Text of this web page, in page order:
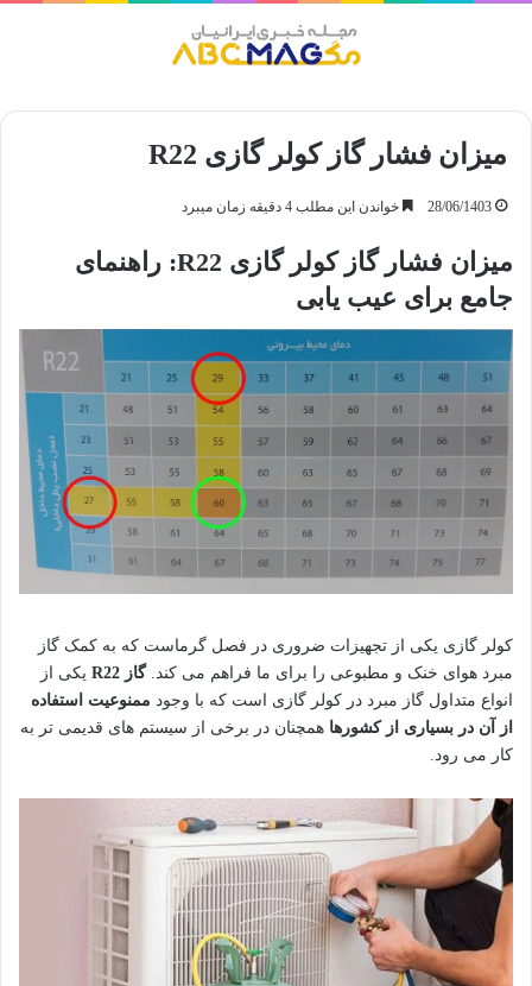
میزان فشار گاز کولر گازی R22
28/06/1403 خواندن این مطلب 4 دقیقه زمان میبرد
میزان فشار گاز کولر گازی R22: راهنمای
جامع برای عیب یابی
کولر گازی یکی از تجهیزات ضروری در فصل گرماست که به کمک گاز
مبرد هوای خنک و مطبوعی را برای ما فراهم می کند.گاز R22
یکی از
انواع متداول گاز مبرد در کولر گازی است که با وجود ممنوعیت استفاده
از آن در بسیاری از کشورها همچنان در برخی از سیستم های قدیمی تر به
کار می رود.